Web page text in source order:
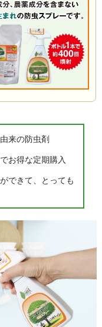
来の防虫剤
お得な定期購入
できて、とっても